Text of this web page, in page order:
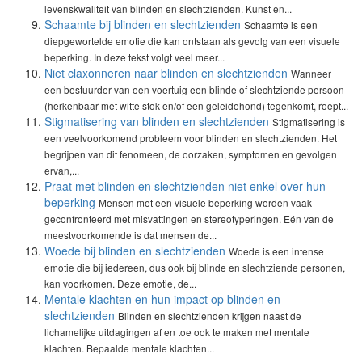
levenskwaliteit van blinden en slechtzienden. Kunst en...
Schaamte bij blinden en slechtzienden Schaamte is een
diepgewortelde emotie die kan ontstaan als gevolg van een visuele
beperking. In deze tekst volgt veel meer...
Niet claxonneren naar blinden en slechtzienden Wanneer
een bestuurder van een voertuig een blinde of slechtziende persoon
(herkenbaar met witte stok en/of een geleidehond) tegenkomt, roept...
Stigmatisering van blinden en slechtzienden Stigmatisering is
een veelvoorkomend probleem voor blinden en slechtzienden. Het
begrijpen van dit fenomeen, de oorzaken, symptomen en gevolgen
ervan,...
Praat met blinden en slechtzienden niet enkel over hun
beperking Mensen met een visuele beperking worden vaak
geconfronteerd met misvattingen en stereotyperingen. Eén van de
meestvoorkomende is dat mensen de...
Woede bij blinden en slechtzienden Woede is een intense
emotie die bij iedereen, dus ook bij blinde en slechtziende personen,
kan voorkomen. Deze emotie, de...
Mentale klachten en hun impact op blinden en
slechtzienden Blinden en slechtzienden krijgen naast de
lichamelijke uitdagingen af en toe ook te maken met mentale
klachten. Bepaalde mentale klachten...